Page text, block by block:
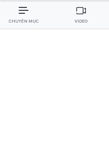
CHUYÊN MỤC VIDEO